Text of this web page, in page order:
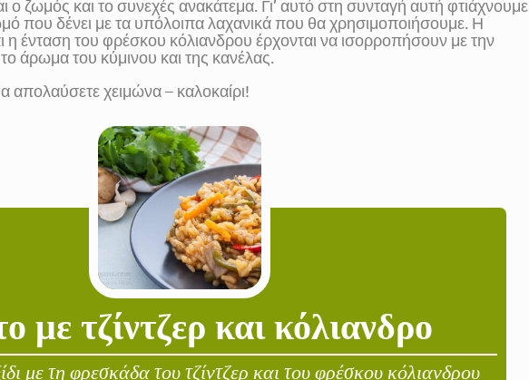
ο ζωμός και το συνεχές ανακάτεμα. Γι’ αυτό στη συνταγή αυτή φτιάχνουμε
που δένει με τα υπόλοιπα λαχανικά που θα χρησιμοποιήσουμε. Η
η ένταση του φρέσκου κόλιανδρου έρχονται να ισορροπήσουν με την
άρωμα του κύμινου και της κανέλας.
απολαύσετε χειμώνα – καλοκαίρι!
με τζίντζερ και κόλιανδρο
με τη φρεσκάδα του τζίντζερ και του φρέσκου κόλιανδρου